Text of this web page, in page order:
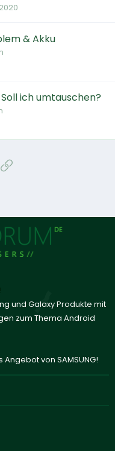
& Akku
ich umtauschen?
Mail
und Galaxy Produkte mit
zum Thema Android
Angebot von SAMSUNG!